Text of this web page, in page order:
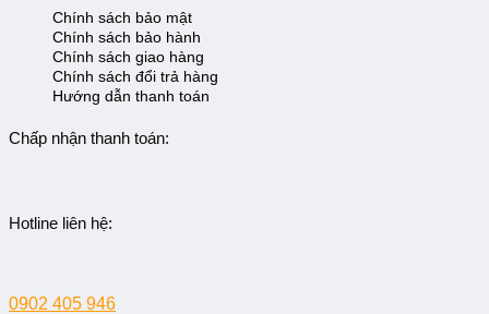
Chính sách bảo mật
Chính sách bảo hành
Chính sách giao hàng
Chính sách đổi trả hàng
Hướng dẫn thanh toán
Chấp nhận thanh toán:
Hotline liên hệ:
0902 405 946